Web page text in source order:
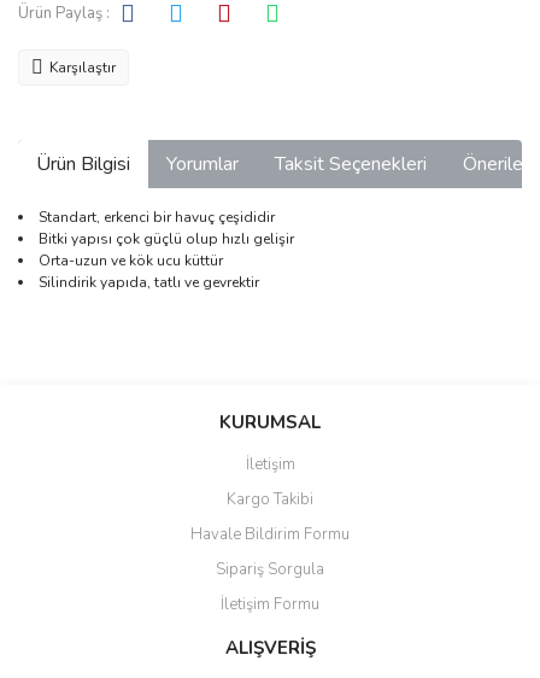
Ürün Paylaş :
Karşılaştır
Ürün Bilgisi Yorumlar Taksit Seçenekleri
Standart, erkenci bir havuç çeşididir
Bitki yapısı çok güçlü olup hızlı gelişir
Orta-uzun ve kök ucu küttür
Silindirik yapıda, tatlı ve gevrektir
Bu ürüne ilk yorumu siz yapın!
Ürün resmi kalitesiz, bozuk veya görüntülenemiyor.
Ürün açıklamasında eksik bilgiler bulunuyor.
Ürün bilgilerinde hatalar bulunuyor.
Ürün fiyatı diğer sitelerden daha pahalı.
Bu ürüne benzer farklı alternatifler olmalı.
KURUMSAL
İletişim
Kargo Takibi
Havale Bildirim Formu
Sipariş Sorgula
İletişim Formu
ALIŞVERİŞ